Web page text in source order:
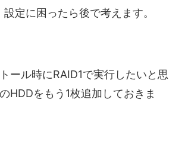
定に困ったら後で考えます。
ール時にRAID1で実行したいと思
HDDをもう1枚追加しておきま